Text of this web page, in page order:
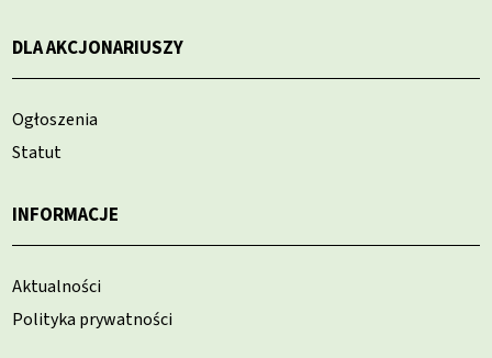
DLA AKCJONARIUSZY
Ogłoszenia
Statut
INFORMACJE
Aktualności
Polityka prywatności